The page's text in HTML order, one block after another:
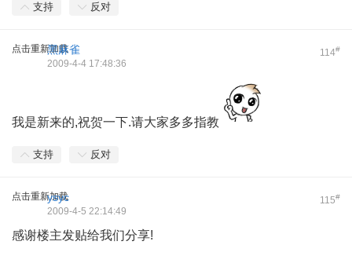
支持 反对
点击重新加载 114#
黑麻雀
2009-4-4 17:48:36
我是新来的,祝贺一下.请大家多多指教
支持 反对
点击重新加载 115#
ysyc
2009-4-5 22:14:49
感谢楼主发贴给我们分享!